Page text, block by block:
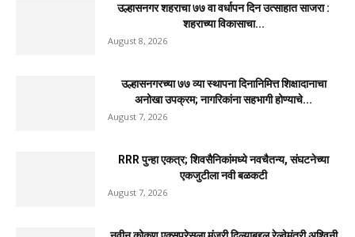
उल्हासनगर शहराचा ७७ वा वर्धापन दिन उत्साहात साजरा :
शहराच्या विकासाचा...
August 8, 2026
उल्हासनगरच्या ७७ व्या स्थापना दिनानिमित्त शिक्षादानाचा
अनोखा उपक्रम; नागरिकांना सहभागी होण्याचे...
August 7, 2026
RRR पुन्हा एकत्र; शिवसैनिकांमध्ये नवचैतन्य, संघटनेच्या
एकजुटीला नवी बळकटी
August 7, 2026